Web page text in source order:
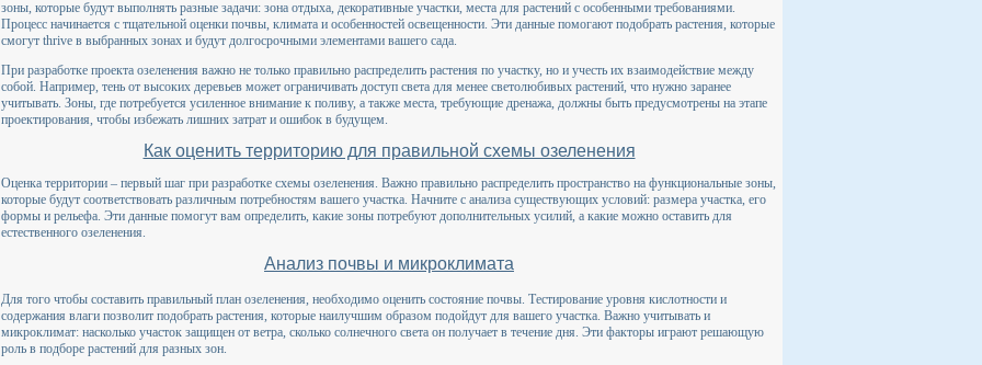
зоны, которые будут выполнять разные задачи: зона отдыха, декоративные участки, места для растений с особенными требованиями.
Процесс начинается с тщательной оценки почвы, климата и особенностей освещенности. Эти данные помогают подобрать растения, которые
смогут thrive в выбранных зонах и будут долгосрочными элементами вашего сада.
При разработке проекта озеленения важно не только правильно распределить растения по участку, но и учесть их взаимодействие между
собой. Например, тень от высоких деревьев может ограничивать доступ света для менее светолюбивых растений, что нужно заранее
учитывать. Зоны, где потребуется усиленное внимание к поливу, а также места, требующие дренажа, должны быть предусмотрены на этапе
проектирования, чтобы избежать лишних затрат и ошибок в будущем.
Как оценить территорию для правильной схемы озеленения
Оценка территории – первый шаг при разработке схемы озеленения. Важно правильно распределить пространство на функциональные зоны,
которые будут соответствовать различным потребностям вашего участка. Начните с анализа существующих условий: размера участка, его
формы и рельефа. Эти данные помогут вам определить, какие зоны потребуют дополнительных усилий, а какие можно оставить для
естественного озеленения.
Анализ почвы и микроклимата
Для того чтобы составить правильный план озеленения, необходимо оценить состояние почвы. Тестирование уровня кислотности и
содержания влаги позволит подобрать растения, которые наилучшим образом подойдут для вашего участка. Важно учитывать и
микроклимат: насколько участок защищен от ветра, сколько солнечного света он получает в течение дня. Эти факторы играют решающую
роль в подборе растений для разных зон.